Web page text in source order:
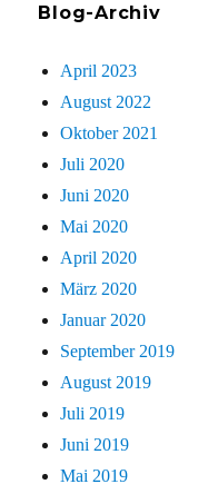
Blog-Archiv
April 2023
August 2022
Oktober 2021
Juli 2020
Juni 2020
Mai 2020
April 2020
März 2020
Januar 2020
September 2019
August 2019
Juli 2019
Juni 2019
Mai 2019